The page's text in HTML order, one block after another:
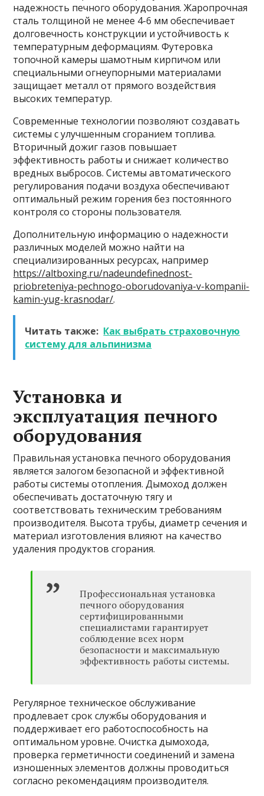
надежность печного оборудования. Жаропрочная
сталь толщиной не менее 4-6 мм обеспечивает
долговечность конструкции и устойчивость к
температурным деформациям. Футеровка
топочной камеры шамотным кирпичом или
специальными огнеупорными материалами
защищает металл от прямого воздействия
высоких температур.
Современные технологии позволяют создавать
системы с улучшенным сгоранием топлива.
Вторичный дожиг газов повышает
эффективность работы и снижает количество
вредных выбросов. Системы автоматического
регулирования подачи воздуха обеспечивают
оптимальный режим горения без постоянного
контроля со стороны пользователя.
Дополнительную информацию о надежности
различных моделей можно найти на
специализированных ресурсах, например
https://altboxing.ru/nadeundefinednost-
priobreteniya-pechnogo-oborudovaniya-v-kompanii-
kamin-yug-krasnodar/.
Читать также: Как выбрать страховочную
систему для альпинизма
Установка и
эксплуатация печного
оборудования
Правильная установка печного оборудования
является залогом безопасной и эффективной
работы системы отопления. Дымоход должен
обеспечивать достаточную тягу и
соответствовать техническим требованиям
производителя. Высота трубы, диаметр сечения и
материал изготовления влияют на качество
удаления продуктов сгорания.
Профессиональная установка
печного оборудования
сертифицированными
специалистами гарантирует
соблюдение всех норм
безопасности и максимальную
эффективность работы системы.
Регулярное техническое обслуживание
продлевает срок службы оборудования и
поддерживает его работоспособность на
оптимальном уровне. Очистка дымохода,
проверка герметичности соединений и замена
изношенных элементов должны проводиться
согласно рекомендациям производителя.